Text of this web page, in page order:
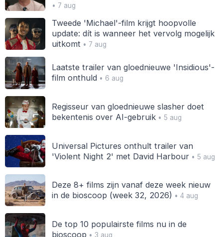
• 7 aug
Tweede 'Michael'-film krijgt hoopvolle
update: dít is wanneer het vervolg mogelijk
uitkomt • 7 aug
Laatste trailer van gloednieuwe 'Insidious'-
film onthuld • 6 aug
Regisseur van gloednieuwe slasher doet
bekentenis over AI-gebruik• 5 aug
Universal Pictures onthult trailer van
'Violent Night 2' met David Harbour• 5 aug
Deze 8+ films zijn vanaf deze week nieuw
in de bioscoop (week 32, 2026) • 4 aug
De top 10 populairste films nu in de
bioscoop • 3 aug